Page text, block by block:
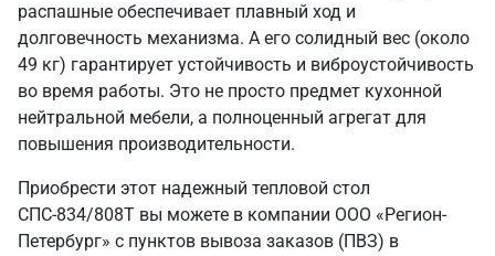
распашные обеспечивает плавный ход и
долговечность механизма. А его солидный вес (около
49 кг) гарантирует устойчивость и виброустойчивость
во время работы. Это не просто предмет кухонной
нейтральной мебели, а полноценный агрегат для
повышения производительности.
Приобрести этот надежный тепловой стол
СПС-834/808Т вы можете в компании ООО «Регион-
Петербург» с пунктов вывоза заказов (ПВЗ) в